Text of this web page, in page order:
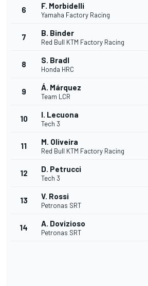
6 F. Morbidelli
Yamaha Factory Racing
7 B. Binder
Red Bull KTM Factory Racing
8 S. Bradl
Honda HRC
9 Á. Márquez
Team LCR
10 I. Lecuona
Tech 3
11 M. Oliveira
Red Bull KTM Factory Racing
12 D. Petrucci
Tech 3
13 V. Rossi
Petronas SRT
14 A. Dovizioso
Petronas SRT